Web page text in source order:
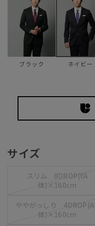
ブラック ネイビー
サイズ
スリム 8DROP(YA
体)×160cm
ややがっしり
体)×160cm